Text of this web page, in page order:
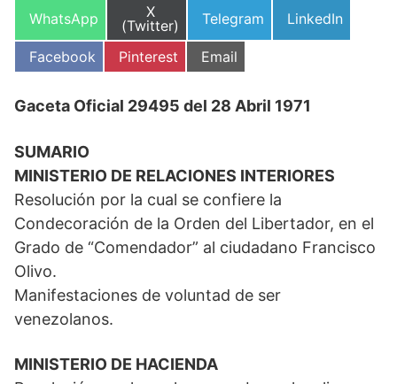
Compartir
WhatsApp
Compartir
en
X
(Twitter)
Compartir
Telegram
Compartir
LinkedIn
Compartir
en
Facebook
Compartir
en
Pinterest
Compartir
en
Email
Gaceta Oficial 29495 del 28 Abril 1971
SUMARIO
MINISTERIO DE RELACIONES INTERIORES
Resolución por la cual se confiere la
Condecoración de la Orden del Libertador, en el
Grado de “Comendador” al ciudadano Francisco
Olivo.
Manifestaciones de voluntad de ser
venezolanos.
MINISTERIO DE HACIENDA